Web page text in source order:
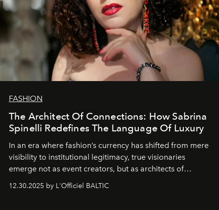
FASHION
The Architect Of Connections: How Sabrina
Spinelli Redefines The Language Of Luxury
In an era where fashion’s currency has shifted from mere
visibility to institutional legitimacy, true visionaries
emerge not as event creators, but as architects of
brand strategist with three decades of mastery in luxury,
12.30.2025 by L'Officiel BALTIC